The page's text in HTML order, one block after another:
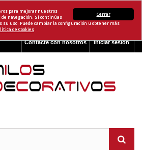
Cerrar
para mejorar nuestros
navegación. Si continúas
su uso. Puede cambiar la configuración u obtener más
de Cookies
Iniciar sesión
Contacte con nosotros